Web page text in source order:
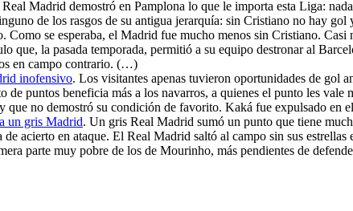
Madrid demostró en Pamplona lo que le importa esta Liga:
de los rasgos de su antigua jerarquía: sin Cristiano no hay
Como se esperaba, el Madrid fue mucho menos sin Cristiano.
que, la pasada temporada, permitió a su equipo destronar al
en campo contrario. (…)
inofensivo. Los visitantes apenas tuvieron oportunidades de gol
de puntos beneficia más a los navarros, a quienes el punto les
que no demostró su condición de favorito. Kaká fue expulsado
un gris Madrid. Un gris Real Madrid sumó un punto que tiene
acierto en ataque. El Real Madrid saltó al campo sin sus
parte muy pobre de los de Mourinho, más pendientes de